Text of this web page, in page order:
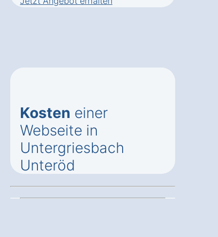
Kosten einer
Webseite in
Untergriesbach
Unteröd